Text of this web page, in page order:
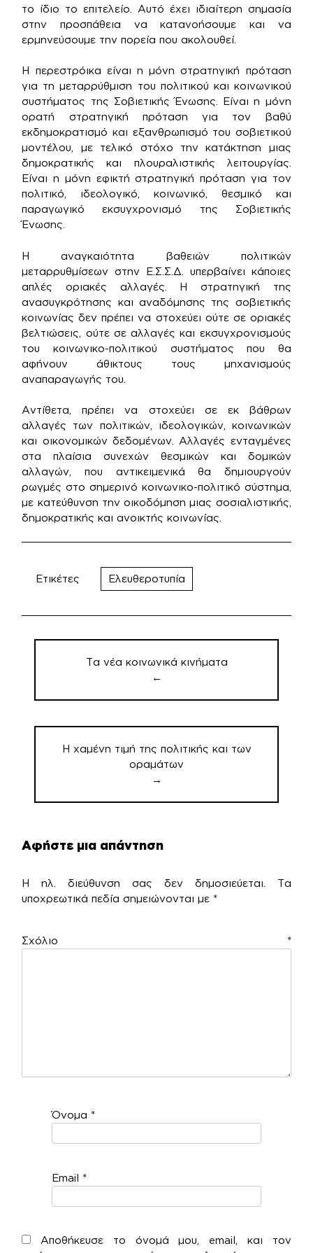
το ίδιο το επιτελείο. Αυτό έχει ιδιαίτερη σημασία
στην προσπάθεια να κατανοήσουμε και να
ερμηνεύσουμε την πορεία που ακολουθεί.
Η περεστρόικα είναι η μόνη στρατηγική πρόταση
για τη μεταρρύθμιση του πολιτικού και κοινωνικού
συστήματος της Σοβιετικής Ένωσης. Είναι η μόνη
ορατή στρατηγική πρόταση για τον βαθύ
εκδημοκρατισμό και εξανθρωπισμό του σοβιετικού
μοντέλου, με τελικό στόχο την κατάκτηση μιας
δημοκρατικής και πλουραλιστικής λειτουργίας.
Είναι η μόνη εφικτή στρατηγική πρόταση για τον
πολιτικό, ιδεολογικό, κοινωνικό, θεσμικό και
παραγωγικό εκσυγχρονισμό της Σοβιετικής
Ένωσης.
Η αναγκαιότητα βαθειών πολιτικών
μεταρρυθμίσεων στην Ε.Σ.Σ.Δ. υπερβαίνει κάποιες
απλές οριακές αλλαγές. Η στρατηγική της
ανασυγκρότησης και αναδόμησης της σοβιετικής
κοινωνίας δεν πρέπει να στοχεύει ούτε σε οριακές
βελτιώσεις, ούτε σε αλλαγές και εκσυγχρονισμούς
του κοινωνικο-πολιτικού συστήματος που θα
αφήνουν άθικτους τους μηχανισμούς
αναπαραγωγής του.
Αντίθετα, πρέπει να στοχεύει σε εκ βάθρων
αλλαγές των πολιτικών, ιδεολογικών, κοινωνικών
και οικονομικών δεδομένων. Αλλαγές ενταγμένες
στα πλαίσια συνεχών θεσμικών και δομικών
αλλαγών, που αντικειμενικά θα δημιουργούν
ρωγμές στο σημερινό κοινωνικο-πολιτικό σύστημα,
με κατεύθυνση την οικοδόμηση μιας σοσιαλιστικής,
δημοκρατικής και ανοικτής κοινωνίας.
Ετικέτες Ελευθεροτυπία
Πλοήγηση
άρθρωνΤα νέα κοινωνικά κινήματα
←
Η χαμένη τιμή της πολιτικής και των
οραμάτων
→
Αφήστε μια απάντηση
Η ηλ. διεύθυνση σας δεν δημοσιεύεται.
Τα
υποχρεωτικά πεδία σημειώνονται με *
Σχόλιο *
Όνομα *
Email *
Αποθήκευσε το όνομά μου, email, και τον